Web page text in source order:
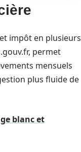
impôt en plusieurs
permet
mensuels
plus fluide de
blanc et